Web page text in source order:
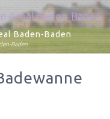
Baden-Baden
Baden